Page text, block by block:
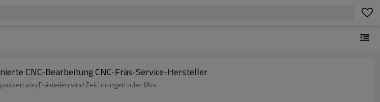
CNC-Bearbeitung CNC-Fräs-Service-Hersteller
von Frästeilen sind Zeichnungen oder Mus